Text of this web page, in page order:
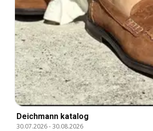
Deichmann katalog
30.07.2026-30.08.2026